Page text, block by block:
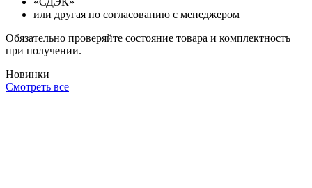
или другая по согласованию с менеджером
Обязательно проверяйте состояние товара и комплектность
при получении.
Новинки
Смотреть все